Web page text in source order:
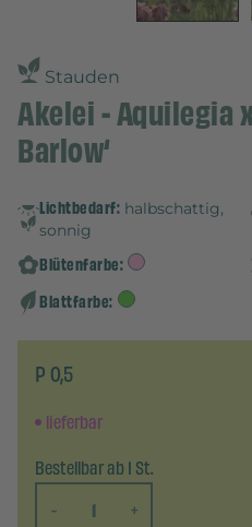
Stauden
Akelei - Aquilegia
Barlow‘
Lichtbedarf: halbschattig,
sonnig
Blütenfarbe:
Blattfarbe:
P 0,5
lieferbar
Bestellbar ab 1 St.
-
+